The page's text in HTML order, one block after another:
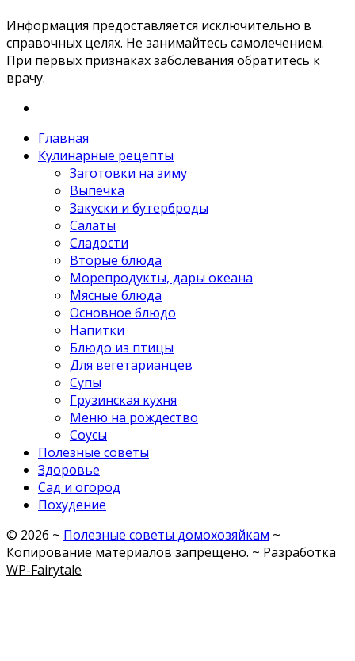
Информация предоставляется исключительно в
справочных целях. Не занимайтесь самолечением.
При первых признаках заболевания обратитесь к
врачу.
Главная
Кулинарные рецепты
Заготовки на зиму
Выпечка
Закуски и бутерброды
Салаты
Сладости
Вторые блюда
Морепродукты, дары океана
Мясные блюда
Основное блюдо
Напитки
Блюдо из птицы
Для вегетарианцев
Супы
Грузинская кухня
Меню на рождество
Соусы
Полезные советы
Здоровье
Сад и огород
Похудение
© 2026 ~ Полезные советы домохозяйкам ~
Копирование материалов запрещено. ~ Разработка
WP-Fairytale